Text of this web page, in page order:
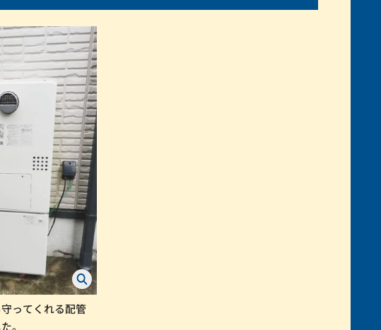
ってくれる配管
。